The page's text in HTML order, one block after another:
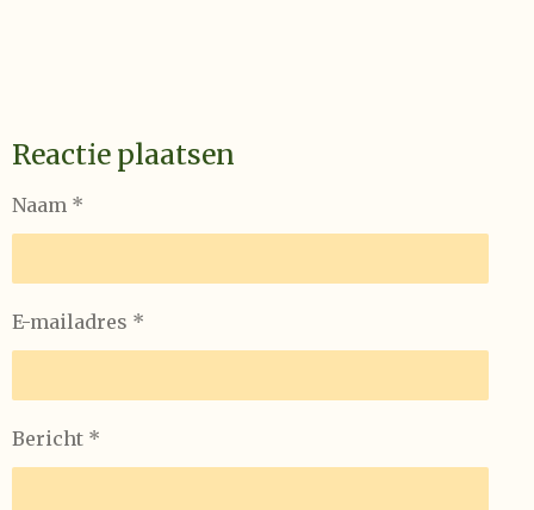
Reactie plaatsen
Naam *
E-mailadres *
Bericht *